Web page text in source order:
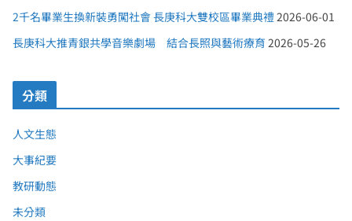
2千名畢業生換新裝勇闖社會 長庚科大雙校區畢業典禮2026-06-01
長庚科大推青銀共學音樂劇場 結合長照與藝術療育 2026-05-26
分類
人文生態
大事紀要
教研動態
未分類